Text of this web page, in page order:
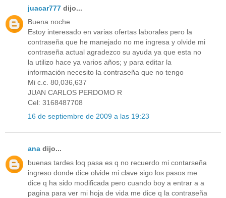
juacar777 dijo...
Buena noche
Estoy interesado en varias ofertas laborales pero la
contraseña que he manejado no me ingresa y olvide mi
contraseña actual agradezco su ayuda ya que esta no
la utilizo hace ya varios años; y para editar la
información necesito la contraseña que no tengo
Mi c.c. 80,036,637
JUAN CARLOS PERDOMO R
Cel: 3168487708
16 de septiembre de 2009 a las 19:23
ana dijo...
buenas tardes loq pasa es q no recuerdo mi contarseña
ingreso donde dice olvide mi clave sigo los pasos me
dice q ha sido modificada pero cuando boy a entrar a a
pagina para ver mi hoja de vida me dice q la contraseña